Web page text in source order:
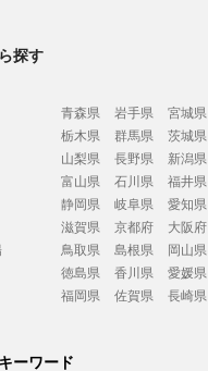
探す
青森県 岩手県 宮城県
栃木県 群馬県 茨城県
山梨県 長野県
新潟県
富山県 石川県
福井県
静岡県 岐阜県 愛知県
滋賀県 京都府 大阪府
鳥取県 島根県 岡山県
徳島県 香川県 愛媛県
福岡県 佐賀県 長崎県
ーワード